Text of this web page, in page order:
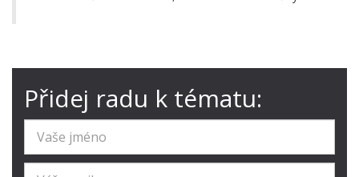
Přidej radu k tématu: